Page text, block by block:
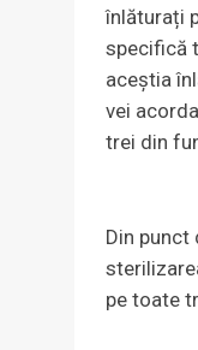
înlăturați
specifică
aceștia
vei
trei din
Din
pe toate